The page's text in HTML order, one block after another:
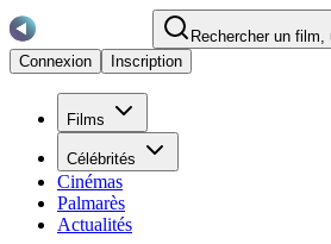
Rechercher un film,
Connexion
Inscription
Films
Célébrités
Cinémas
Palmarès
Actualités